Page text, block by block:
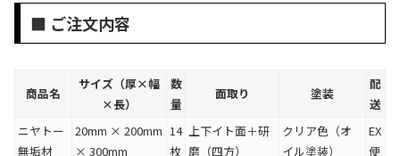
■ ご注文内容
商品名
サイズ（厚×幅
×長）
数
量
面取り 塗装
配
送
ニヤトー
無垢材
20mm × 200mm
× 300mm
14
枚
上下イト面＋研
磨（四方）
クリア色（オ
イル塗装）
EX
便